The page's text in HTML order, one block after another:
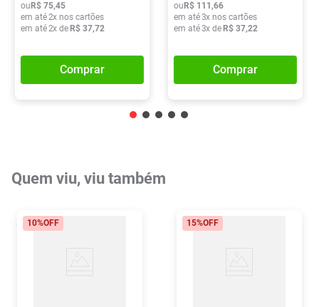
ou R$ 75,45
em até2x nos cartões
em até2x de R$ 37,72
Comprar
ou R$ 111 ,66
em até3x nos cartões
em até3x de R$ 37,22
Comprar
Quem viu, viu também
10%OFF 15%OFF